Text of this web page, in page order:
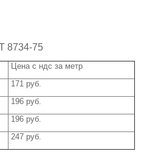
8734-75
Цена с ндс за метр
171 руб.
196 руб.
196 руб.
247 руб.